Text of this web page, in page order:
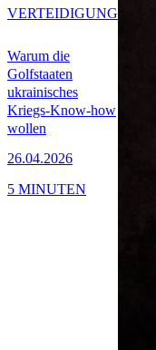
Warum die
Golfstaaten
ukrainisches
Kriegs-Know-how
wollen
26.04.2026
VERTEIDIGUNG
5 MINUTEN